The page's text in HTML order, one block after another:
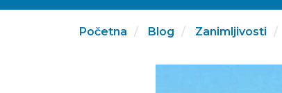
Početna Blog Zanimljivosti